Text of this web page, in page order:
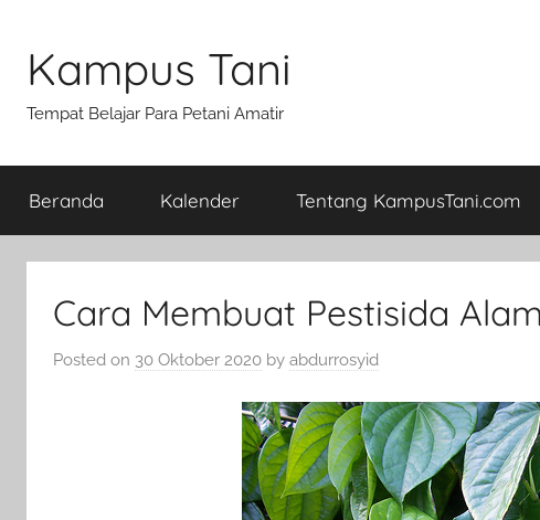
content
Kampus Tani
Tempat Belajar Para Petani Amatir
Beranda Kalender Tentang KampusTani.com
Cara Membuat Pestisida
Posted on 30 Oktober 2020 by abdurrosyid